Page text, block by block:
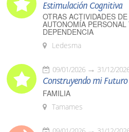
Estimulación Cognitiva
OTRAS ACTIVIDADES
AUTONOMÍA
DEPENDENCIA
Ledesma
09/01/2026 31/12/
Construyendo mi Futuro
FAMILIA
Tamames